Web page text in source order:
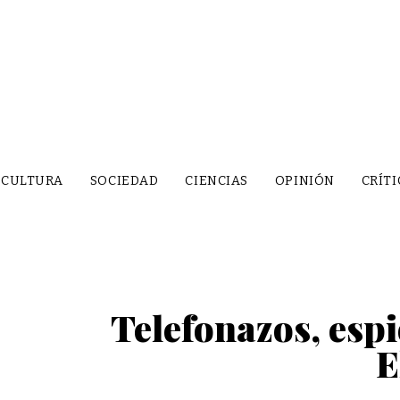
CULTURA SOCIEDAD CIENCIAS OPINIÓN
Telefonazos,